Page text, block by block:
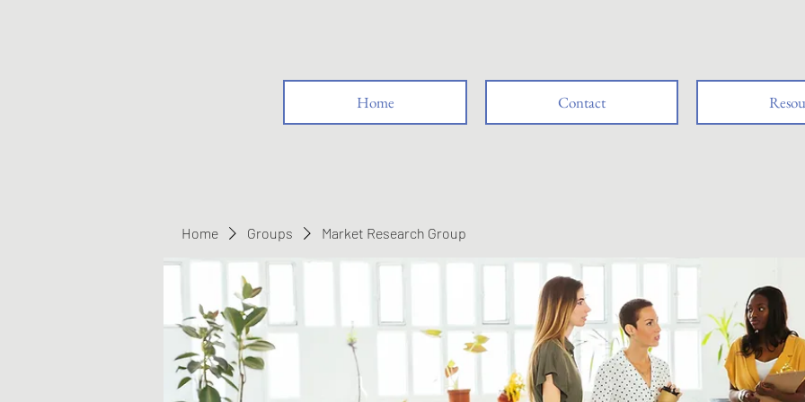
Home Contact
Home Groups Market Research Group